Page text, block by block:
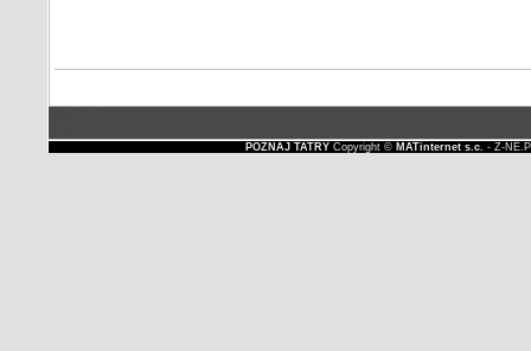
POZNAJ TATRYCopyright © MATinternet s.c. - Z-